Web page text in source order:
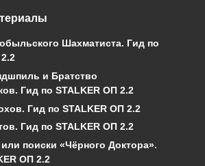
Шахматиста. Гид по
и Братство
Гид по STALKER ОП 2.2
Гид по STALKER ОП 2.2
Гид по STALKER ОП 2.2
поиски «Чёрного Доктора».
ОП 2.2